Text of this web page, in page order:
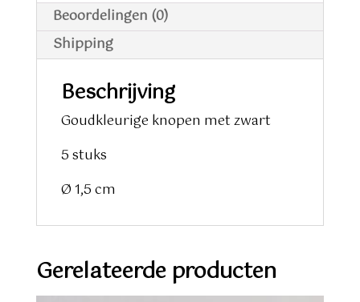
Beoordelingen (0)
Shipping
Beschrijving
Goudkleurige knopen met zwart
5 stuks
Ø 1,5 cm
Gerelateerde producten